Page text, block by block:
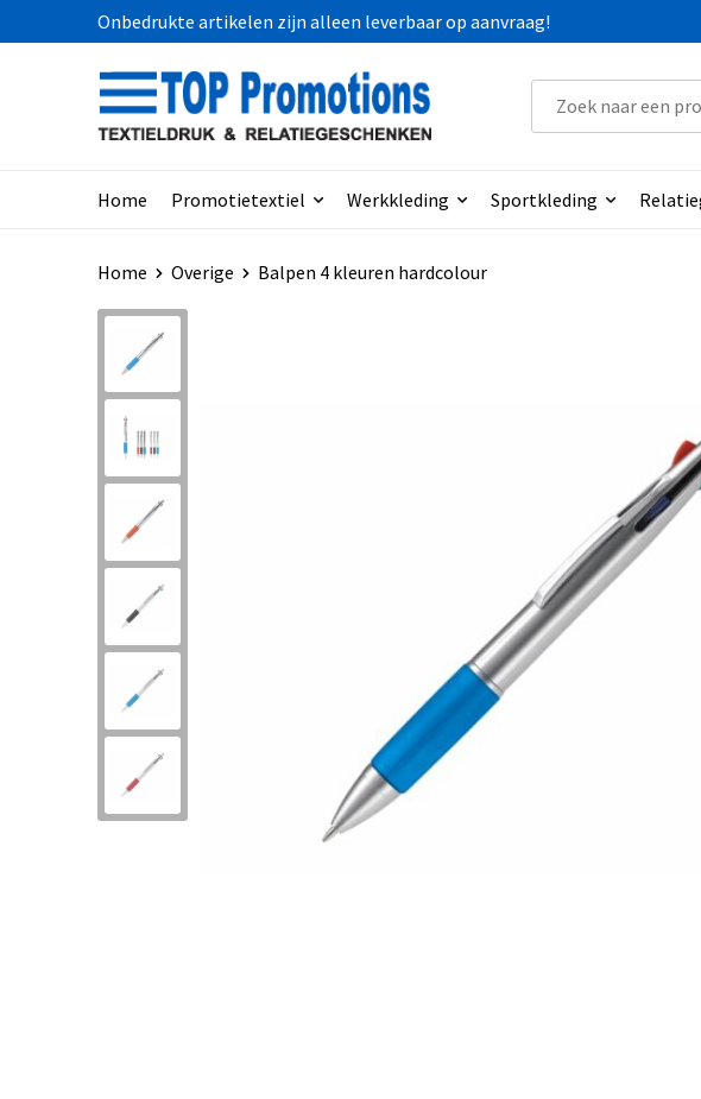
Onbedrukte artikelen zijn alleen leverbaar op aanvraag!
Home Promotietextiel Werkkleding Sportkleding
Home Overige Balpen 4 kleuren hardcolour